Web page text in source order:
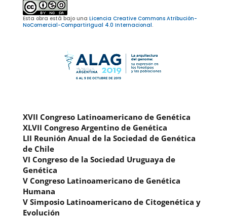
Esta obra está bajo una Licencia Creative Commons Atribución-
NoComercial-CompartirIgual 4.0 Internacional.
XVII Congreso Latinoamericano de Genética
XLVII Congreso Argentino de Genética
LII Reunión Anual de la Sociedad de Genética
de Chile
VI Congreso de la Sociedad Uruguaya de
Genética
V Congreso Latinoamericano de Genética
Humana
V Simposio Latinoamericano de Citogenética y
Evolución